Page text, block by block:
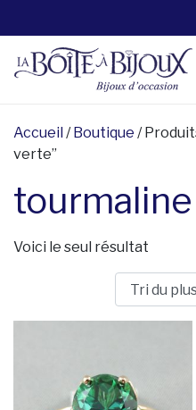
Accueil /Boutique /
verte”
Voici le seul résultat